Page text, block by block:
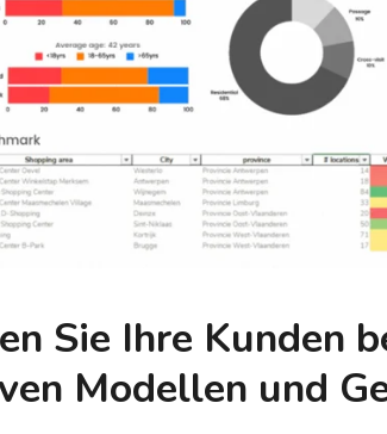
Sie Ihre Kunden
Modellen und